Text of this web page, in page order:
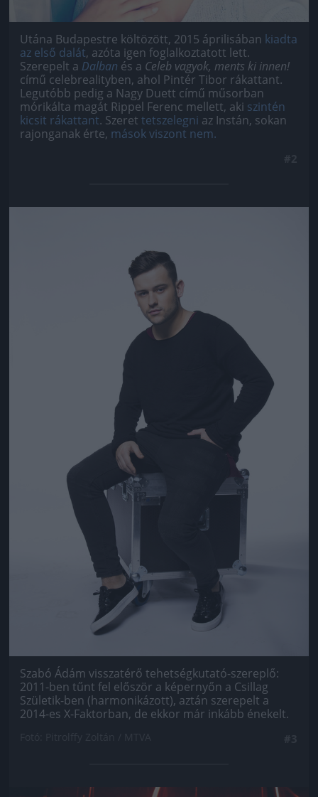
Utána Budapestre költözött, 2015 áprilisában kiadta
az első dalát, azóta igen foglalkoztatott lett.
Szerepelt a Dalban és a Celeb vagyok, ments ki innen!
című celebrealityben, ahol Pintér Tibor rákattant.
Legutóbb pedig a Nagy Duett című műsorban
mórikálta magát Rippel Ferenc mellett, aki szintén
kicsit rákattant. Szeret tetszelegni az Instán, sokan
rajonganak érte, mások viszont nem.
Szabó Ádám visszatérő tehetségkutató-szereplő:
2011-ben tűnt fel először a képernyőn a Csillag
Születik-ben (harmonikázott), aztán szerepelt a
2014-es X-Faktorban, de ekkor már inkább énekelt.